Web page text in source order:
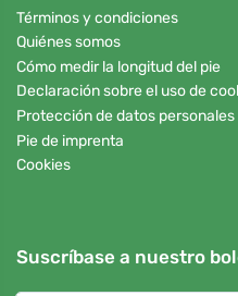
Términos y condiciones
Quiénes somos
Cómo medir la longitud del pie
Declaración sobre el uso de
Protección de datos personales
Pie de imprenta
Cookies
Suscríbase a nuestro